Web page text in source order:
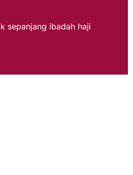
sepanjang ibadah haji